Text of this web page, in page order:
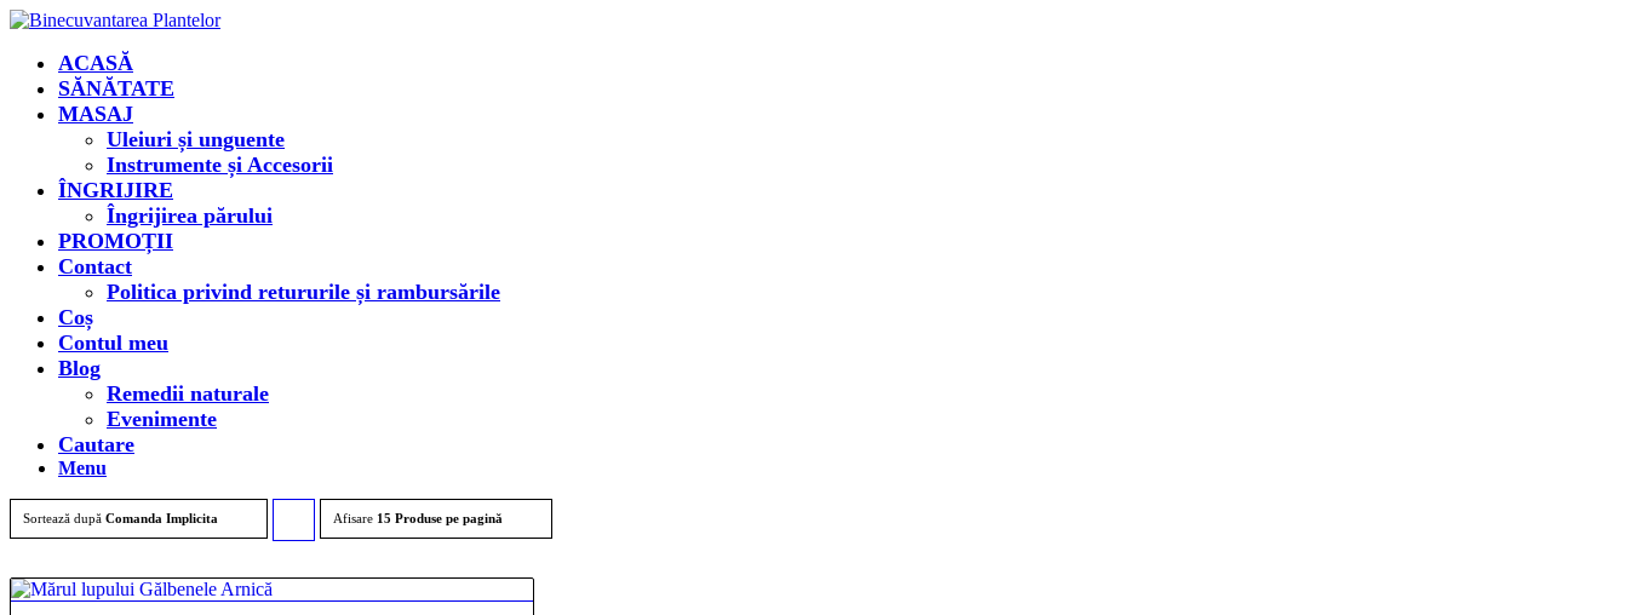
ACASĂ
SĂNĂTATE
MASAJ
Uleiuri și unguente
Instrumente și Accesorii
ÎNGRIJIRE
Îngrijirea părului
PROMOȚII
Contact
Politica privind retururile și rambursările
Coș
Contul meu
Blog
Remedii naturale
Evenimente
Cautare
Menu
Sortează după Comanda Implicita Click
Afisare 15 Produse pe pagină